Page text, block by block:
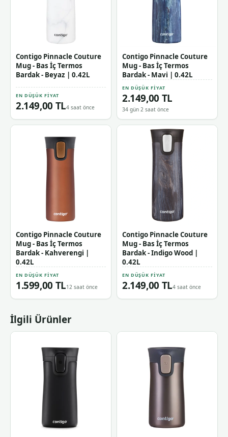
Contigo Pinnacle Couture
Mug - Bas İç Termos
Bardak - Beyaz | 0.42L
EN DÜŞÜK FIYAT
2.149,00 TL4 saat önce
Contigo Pinnacle Couture
Mug - Bas İç Termos
Bardak - Mavi | 0.42L
EN DÜŞÜK FIYAT
2.149,00 TL
34 gün 2 saat önce
Contigo Pinnacle Couture
Mug - Bas İç Termos
Bardak - Kahverengi |
0.42L
EN DÜŞÜK FIYAT
1.599,00 TL12 saat önce
Contigo Pinnacle Couture
Mug - Bas İç Termos
Bardak - Indigo Wood |
0.42L
EN DÜŞÜK FIYAT
2.149,00 TL4 saat önce
İlgili Ürünler